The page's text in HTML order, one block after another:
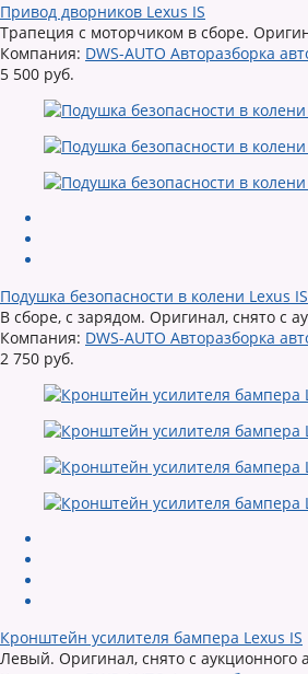
Привод дворников Lexus IS
Трапеция с моторчиком в сборе.
Компания: DWS-AUTO Авторазборка
5 500 руб.
Подушка безопасности в колени Lexus IS
В сборе, с зарядом. Оригинал, снято с
Компания: DWS-AUTO Авторазборка
2 750 руб.
Кронштейн усилителя бампера Lexus IS
Левый. Оригинал, снято с аукционного